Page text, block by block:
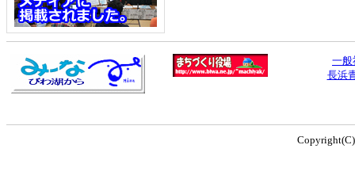
一般
長浜